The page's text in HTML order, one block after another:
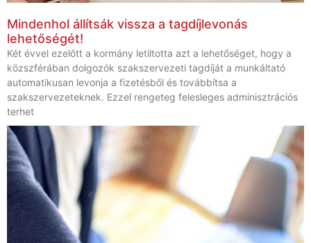
Mindenhol állítsák vissza a tagdíjlevonás
lehetőségét!
Két évvel ezelőtt a kormány letiltotta azt a lehetőséget, hogy a
közszférában dolgozók szakszervezeti tagdíját a munkáltató
automatikusan levonja a fizetésből és továbbítsa a
szakszervezeteknek. Ezzel rengeteg felesleges adminisztrációs
terhet